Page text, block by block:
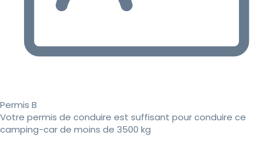
Permis B
Votre permis de conduire est suffisant pour conduire ce
camping-car de moins de 3500 kg